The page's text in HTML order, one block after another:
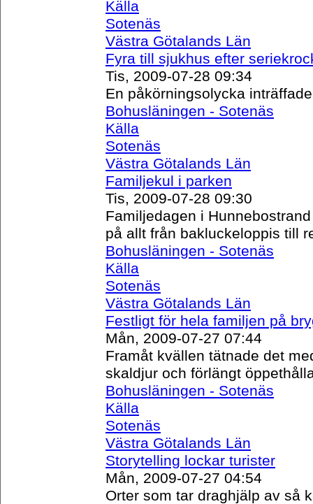
Källa
Sotenäs
Västra Götalands Län
Fyra till sjukhus efter
Tis, 2009-07-28 09:34
En påkörningsolycka
Bohusläningen - Sotenäs
Källa
Sotenäs
Västra Götalands Län
Familjekul i parken
Tis, 2009-07-28 09:30
Familjedagen i
på allt från bakluckeloppis till
Bohusläningen - Sotenäs
Källa
Sotenäs
Västra Götalands Län
Festligt för hela familjen på
Mån, 2009-07-27 07:44
Framåt kvällen tätnade det
skaldjur och förlängt
Bohusläningen - Sotenäs
Källa
Sotenäs
Västra Götalands Län
Storytelling lockar turister
Mån, 2009-07-27 04:54
Orter som tar draghjälp av så